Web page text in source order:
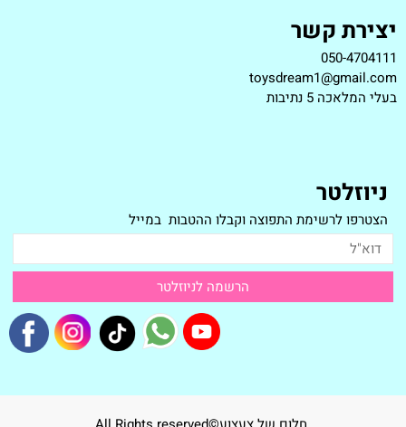
יצירת קשר
050-4704111
toysdream1@gmail.com
בעלי המלאכה 5 נתיבות
ניוזלטר
הצטרפו לרשימת התפוצה וקבלו ההטבות במייל